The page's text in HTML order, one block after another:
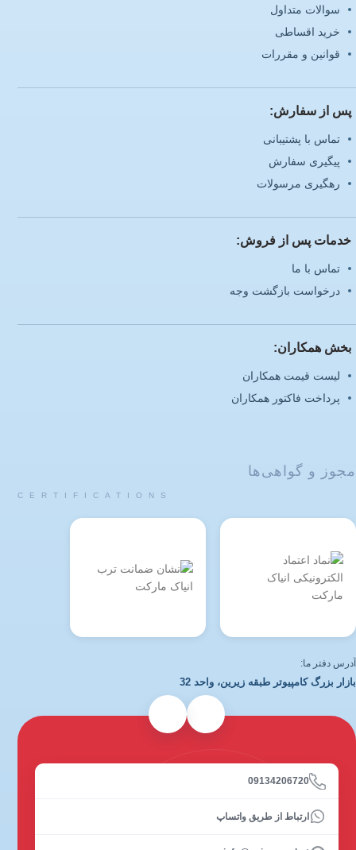
سوالات متداول
خرید اقساطی
قوانین و مقررات
پس از سفارش:
تماس با پشتیبانی
پیگیری سفارش
رهگیری مرسولات
خدمات پس از فروش:
تماس با ما
درخواست بازگشت وجه
بخش همکاران:
لیست قیمت همکاران
پرداخت فاکتور همکاران
مجوز و گواهی‌ها
CERTIFICATIONS
آدرس دفتر ما:
بازار بزرگ کامپیوتر طبقه زیرین، واحد 32
09134206720
ارتباط از طریق واتساپ